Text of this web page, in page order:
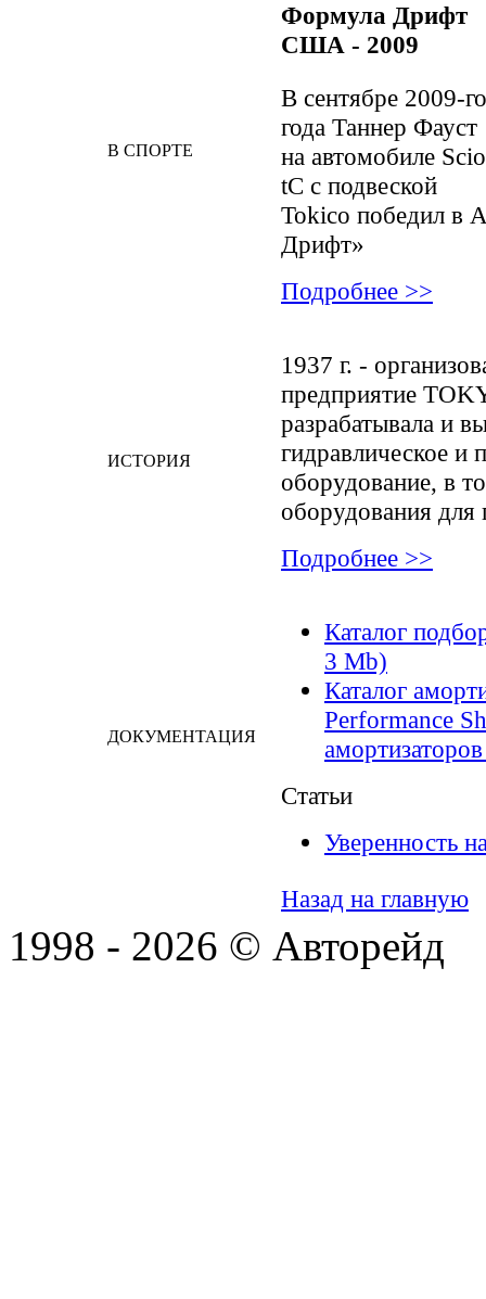
В СПОРТЕ
Формула Дрифт
США - 2009
В сентябре 2009-го
года Таннер Фауст
на автомобиле
tC с подвеской
Tokico победил в
Дрифт»
Подробнее >>
ИСТОРИЯ
1937 г. -
предприятие
разрабатывала и
гидравлическое и
оборудование, в
оборудования для
Подробнее >>
ДОКУМЕНТАЦИЯ
Каталог
3 Mb)
Каталог
Performance
Статьи
Уверенность
Назад на главную
1998 - 2026 © Авторейд